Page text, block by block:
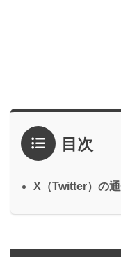
目次
X（Twitter）の